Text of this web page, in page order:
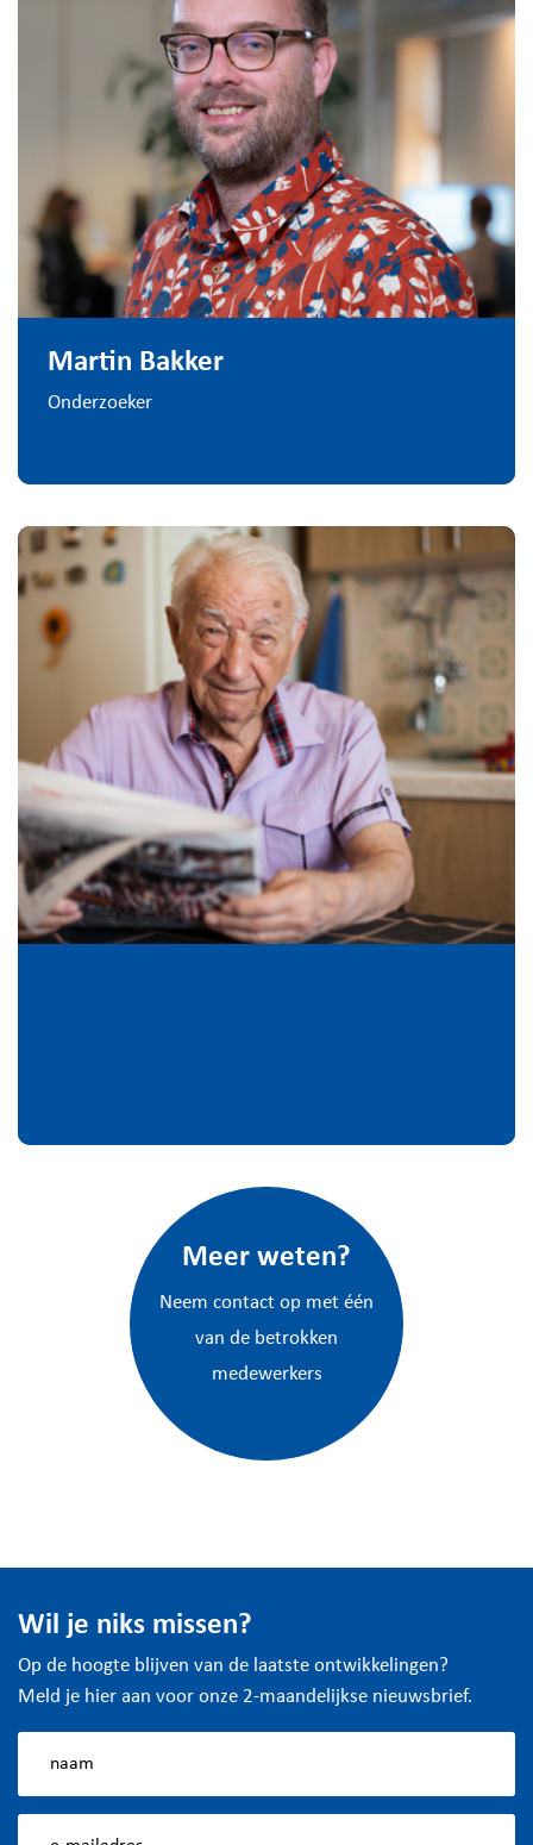
Martin Bakker
Onderzoeker
Meer weten?
Neem contact op met één
van de betrokken
medewerkers
Wil je niks missen?
Op de hoogte blijven van de laatste ontwikkelingen?
Meld je hier aan voor onze 2-maandelijkse nieuwsbrief.